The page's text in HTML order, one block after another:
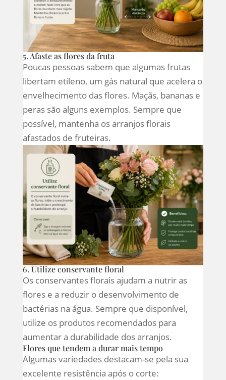
5. Afaste as flores da fruta
Poucas pessoas sabem que algumas frutas
libertam etileno, um gás natural que acelera o
envelhecimento das flores. Maçãs, bananas e
peras são alguns exemplos. Sempre que
possível, mantenha os arranjos florais
afastados de fruteiras.
6. Utilize conservante floral
Os conservantes florais ajudam a nutrir as
flores e a reduzir o desenvolvimento de
bactérias na água. Sempre que disponível,
utilize os produtos recomendados para
aumentar a durabilidade dos arranjos.
Flores que tendem a durar mais tempo
Algumas variedades destacam-se pela sua
excelente resistência após o corte: